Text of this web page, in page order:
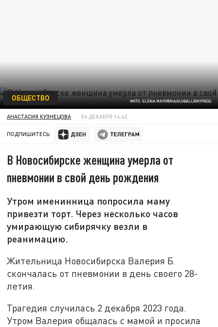
ФОТО: ELENA MAYOROVA/GLOBALLOOKPRESS
ОБЩЕСТВО
АНАСТАСИЯ КУЗНЕЦОВА 04 ДЕКАБРЯ 14:42
ПОДПИШИТЕСЬ:
В Новосибирске женщина умерла от
пневмонии в свой день рождения
Утром именинница попросила маму
привезти торт. Через несколько часов
умирающую сибирячку везли в
реанимацию.
Жительница Новосибирска Валерия Б.
скончалась от пневмонии в день своего 28-
летия.
Трагедия случилась 2 декабря 2023 года.
Утром Валерия общалась с мамой и просила